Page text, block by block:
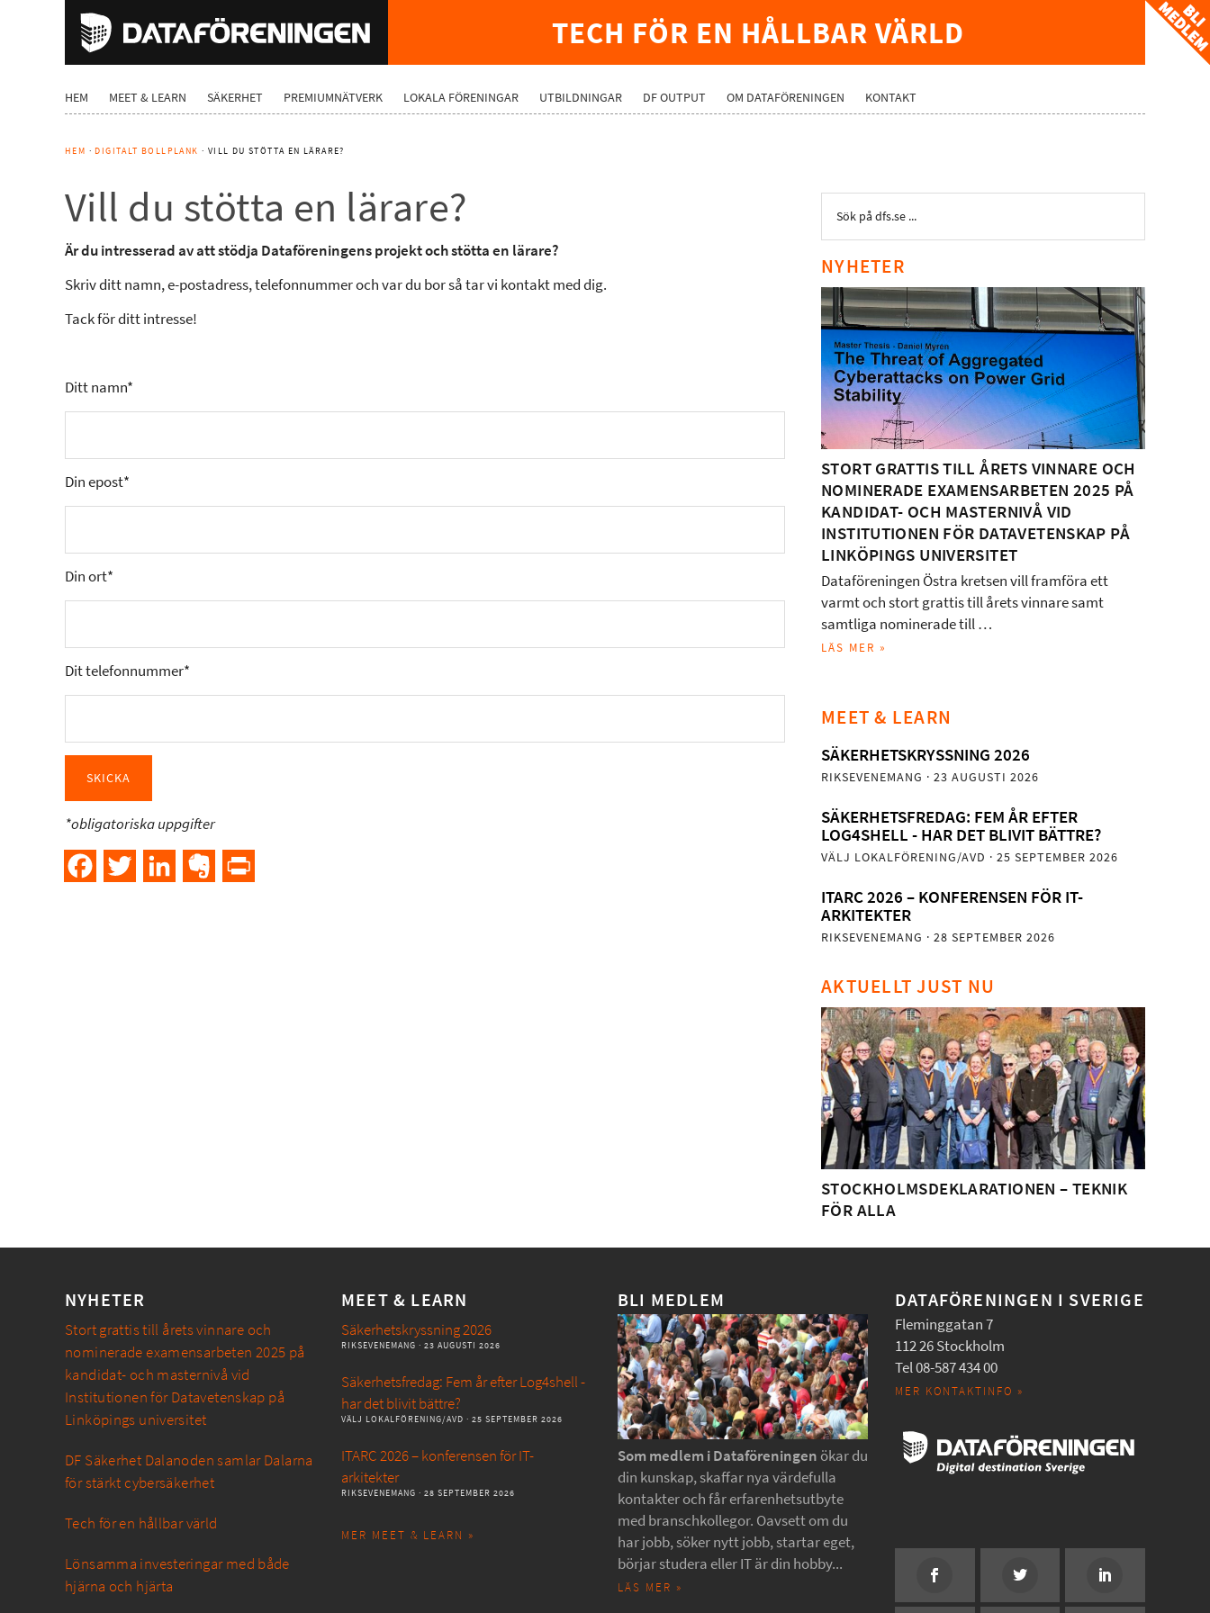
TECH FÖR EN HÅLLBAR VÄRLD
HEM MEET & LEARN SÄKERHET PREMIUMNÄTVERK LOKALA FÖRENINGAR UTBILDNINGAR DF OUTPUT OM DATAFÖRENINGEN KONTAKT
HEM ·DIGITALT BOLLPLANK · VILL DU STÖTTA EN LÄRARE?
Vill du stötta en lärare?
Är du intresserad av att stödja Dataföreningens projekt och stötta en lärare?
Skriv ditt namn, e-postadress, telefonnummer och var du bor så tar vi kontakt med dig.
Tack för ditt intresse!
Ditt namn*
Din epost*
Din ort*
Dit telefonnummer*
*obligatoriska uppgifter
FacebookTwitter LinkedInEvernote
NYHETER
STORT GRATTIS TILL ÅRETS VINNARE OCH
NOMINERADE EXAMENSARBETEN 2025 PÅ
KANDIDAT- OCH MASTERNIVÅ VID
INSTITUTIONEN FÖR DATAVETENSKAP PÅ
LINKÖPINGS UNIVERSITET
Dataföreningen Östra kretsen vill framföra ett
varmt och stort grattis till årets vinnare samt
samtliga nominerade till …
LÄS MER »
MEET & LEARN
SÄKERHETSKRYSSNING 2026
RIKSEVENEMANG · 23 AUGUSTI 2026
SÄKERHETSFREDAG: FEM ÅR EFTER
LOG4SHELL - HAR DET BLIVIT BÄTTRE?
VÄLJ LOKALFÖRENING/AVD · 25 SEPTEMBER 2026
ITARC 2026 – KONFERENSEN FÖR IT-
ARKITEKTER
RIKSEVENEMANG · 28 SEPTEMBER 2026
AKTUELLT JUST NU
STOCKHOLMSDEKLARATIONEN – TEKNIK
FÖR ALLA
NYHETER
Stort grattis till årets vinnare och
nominerade examensarbeten 2025 på
kandidat- och masternivå vid
Institutionen för Datavetenskap på
Linköpings universitet
DF Säkerhet Dalanoden samlar Dalarna
för stärkt cybersäkerhet
Tech för en hållbar värld
Lönsamma investeringar med både
hjärna och hjärta
MEET & LEARN
Säkerhetskryssning 2026
RIKSEVENEMANG · 23 AUGUSTI 2026
Säkerhetsfredag: Fem år efter Log4shell -
har det blivit bättre?
VÄLJ LOKALFÖRENING/AVD · 25 SEPTEMBER 2026
ITARC 2026 – konferensen för IT-
arkitekter
RIKSEVENEMANG · 28 SEPTEMBER 2026
MER MEET & LEARN »
BLI MEDLEM
Som medlem i Dataföreningen ökar du
din kunskap, skaffar nya värdefulla
kontakter och får erfarenhetsutbyte
med branschkollegor. Oavsett om du
har jobb, söker nytt jobb, startar eget,
börjar studera eller IT är din hobby...
LÄS MER »
DATAFÖRENINGEN I SVERIGE
Fleminggatan 7
112 26 Stockholm
Tel 08-587 434 00
MER KONTAKTINFO »